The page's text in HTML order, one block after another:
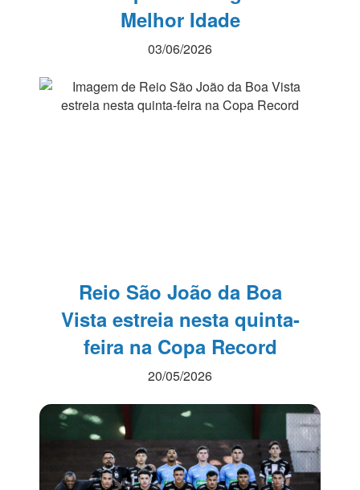
Melhor Idade
03/06/2026
Reio São João da Boa
Vista estreia nesta quinta-
feira na Copa Record
20/05/2026